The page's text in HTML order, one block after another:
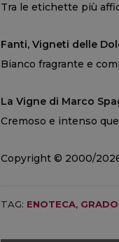
Tra le etichette più
Fanti, Vigneti delle
Bianco fragrante e
La Vigne di Marco
Cremoso e intenso
Copyright © 2000/
TAG: ENOTECA,